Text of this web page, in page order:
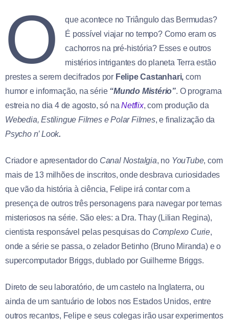
O
que acontece no Triângulo das Bermudas?
É possível viajar no tempo? Como eram os
cachorros na pré-história? Esses e outros
mistérios intrigantes do planeta Terra estão
prestes a serem decifrados por Felipe Castanhari, com
humor e informação, na série “Mundo Mistério”. O programa
estreia no dia 4 de agosto, só naNetflix, com produção da
Webedia, Estilingue Filmes e Polar Filmes, e finalização da
Psycho n’ Look.
Criador e apresentador do Canal Nostalgia, no YouTube, com
mais de 13 milhões de inscritos, onde desbrava curiosidades
que vão da história à ciência, Felipe irá contar com a
presença de outros três personagens para navegar por temas
misteriosos na série. São eles: a Dra. Thay (Lilian Regina),
cientista responsável pelas pesquisas do Complexo Curie,
onde a série se passa, o zelador Betinho (Bruno Miranda) e o
supercomputador Briggs, dublado por Guilherme Briggs.
Direto de seu laboratório, de um castelo na Inglaterra, ou
ainda de um santuário de lobos nos Estados Unidos, entre
outros recantos, Felipe e seus colegas irão usar experimentos